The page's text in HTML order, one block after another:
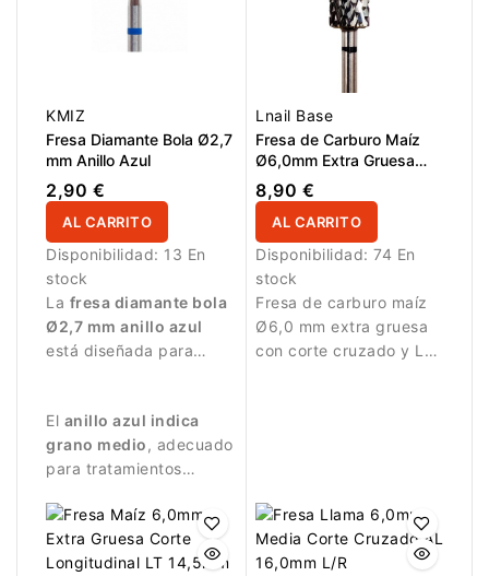
KMIZ
Fresa Diamante Bola Ø2,7
mm Anillo Azul
2,90 €
AL CARRITO
Disponibilidad: 13 En
stock
La fresa diamante bola
Ø2,7 mm anillo azul
está diseñada para
El anillo azul indica
grano medio, adecuado
para tratamientos
Lnail Base
Fresa de Carburo Maíz
Ø6,0mm Extra Gruesa
Corte Cruzado LT
14,5mm
8,90 €
AL CARRITO
Disponibilidad: 74 En
stock
Fresa de carburo maíz
Ø6,0 mm extra gruesa
con corte cruzado y LT